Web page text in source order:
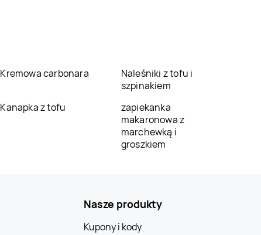
Kremowa carbonara
Naleśniki z tofu i
szpinakiem
Kanapka z tofu
zapiekanka
makaronowa z
marchewką i
groszkiem
Nasze produkty
Kupony i kody